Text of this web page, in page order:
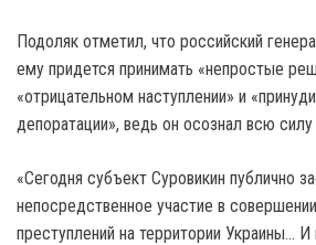
Подоляк отметил, что российский
ему придется принимать «непростые
«отрицательном наступлении» и
депоратации», ведь он осознал всю
«Сегодня субъект Суровикин публично
непосредственное участие в
преступлений на территории Украины…